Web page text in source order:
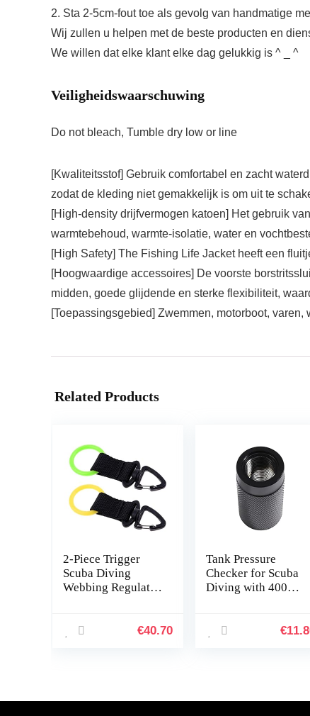
2. Sta 2-5cm-fout toe als gevolg van handmatige
Wij zullen u helpen met de beste producten en
We willen dat elke klant elke dag gelukkig is ^ _ ^
Veiligheidswaarschuwing
Do not bleach, Tumble dry low or line
[Kwaliteitsstof] Gebruik comfortabel en zacht
zodat de kleding niet gemakkelijk is om uit te
[High-density drijfvermogen katoen] Het gebruik
warmtebehoud, warmte-isolatie, water en
[High Safety] The Fishing Life Jacket heeft een
[Hoogwaardige accessoires] De voorste
midden, goede glijdende en sterke flexibiliteit,
[Toepassingsgebied] Zwemmen, motorboot,
Related Products
2-Piece Trigger
Scuba Diving
Webbing Regulator
Retainer Good
€40.70
Tank Pressure
Checker for Scuba
Diving with 4000
Alat Test,B
€